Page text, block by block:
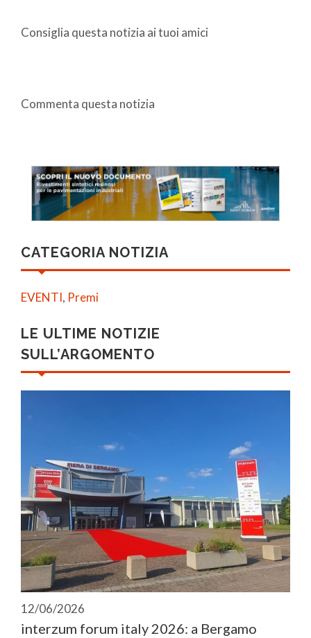
Consiglia questa notizia ai tuoi amici
Commenta questa notizia
CATEGORIA NOTIZIA
EVENTI, Premi
LE ULTIME NOTIZIE
SULL’ARGOMENTO
12/06/2026
interzum forum italy 2026: a Bergamo